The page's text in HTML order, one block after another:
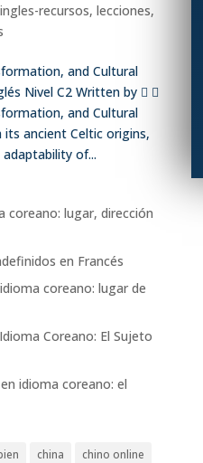
ingles-recursos, lecciones,
and Cultural
Nivel C2 Written by  
and Cultural
its ancient Celtic origins,
of...
coreano: lugar, dirección
en Francés
coreano: lugar de
Coreano: El Sujeto
idioma coreano: el
china chino online